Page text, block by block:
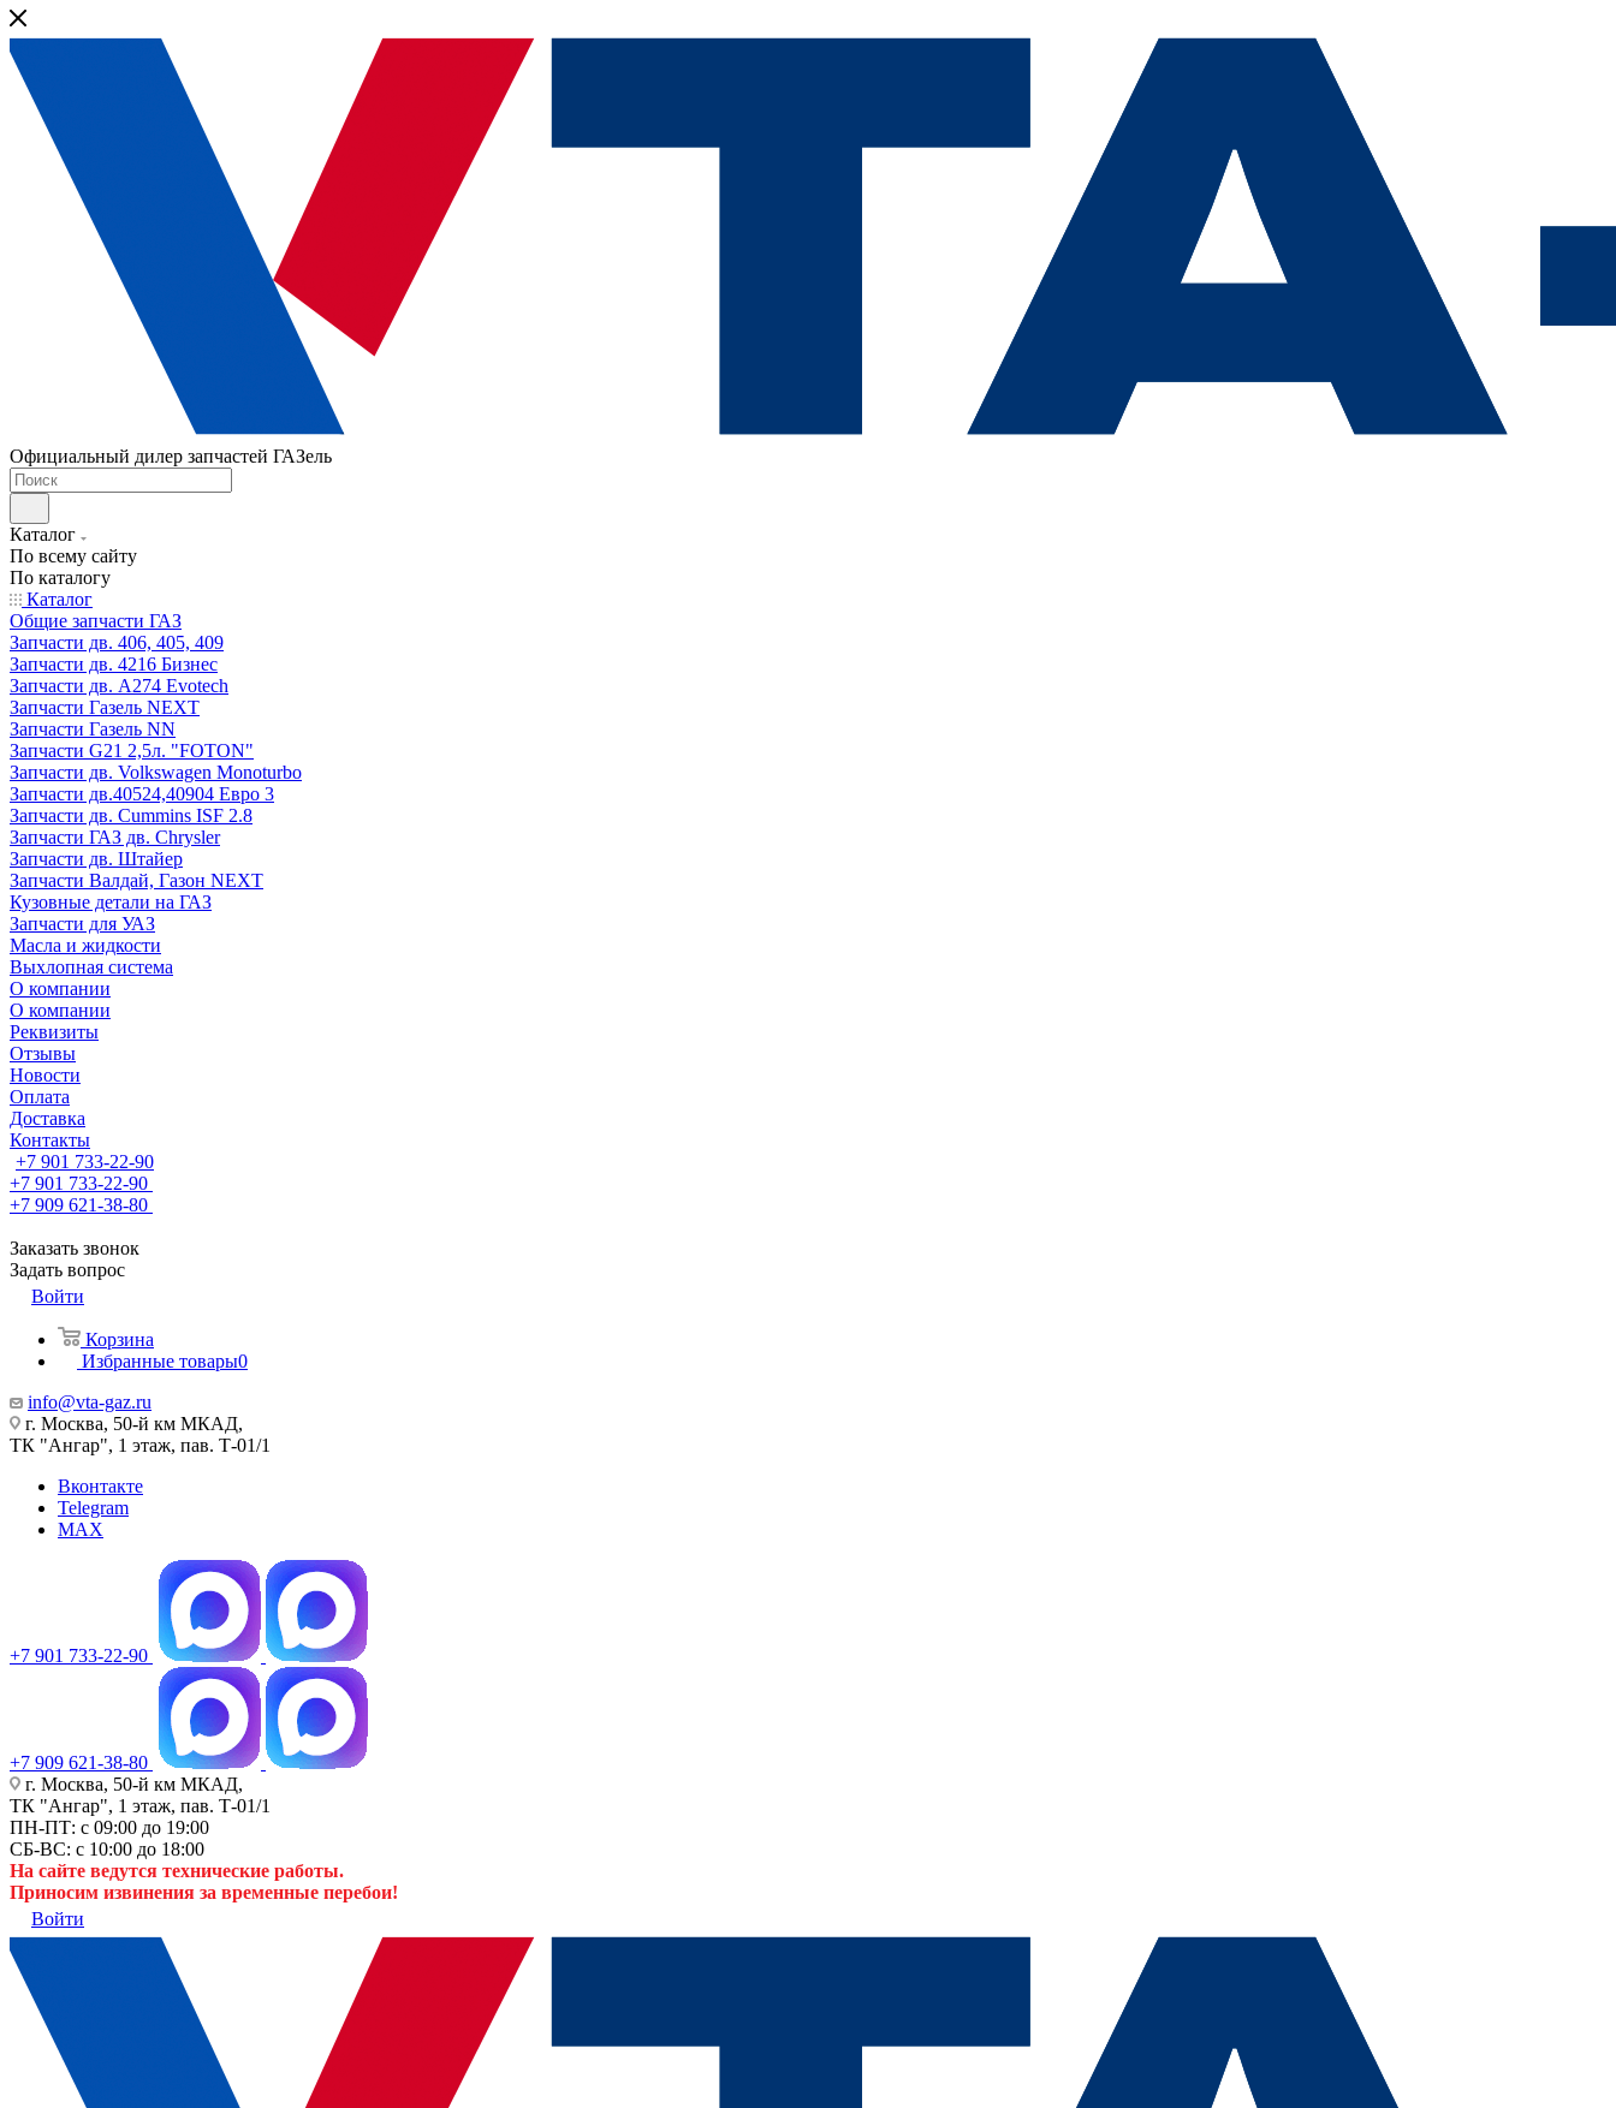
Официальный дилер запчастей ГАЗель
Каталог
По всему сайту
По каталогу
Каталог
Общие запчасти ГАЗ
Запчасти дв. 406, 405, 409
Запчасти дв. 4216 Бизнес
Запчасти дв. A274 Evotech
Запчасти Газель NEXT
Запчасти Газель NN
Запчасти G21 2,5л. "FOTON"
Запчасти дв. Volkswagen Monoturbo
Запчасти дв.40524,40904 Евро 3
Запчасти дв. Cummins ISF 2.8
Запчасти ГАЗ дв. Chrysler
Запчасти дв. Штайер
Запчасти Валдай, Газон NEXT
Кузовные детали на ГАЗ
Запчасти для УАЗ
Масла и жидкости
Выхлопная система
О компании
О компании
Реквизиты
Отзывы
Новости
Оплата
Доставка
Контакты
+7 901 733-22-90
+7 901 733-22-90
+7 909 621-38-80
Заказать звонок
Задать вопрос
Войти
Корзина
Избранные товары0
info@vta-gaz.ru
г. Москва, 50-й км МКАД,
ТК "Ангар", 1 этаж, пав. Т-01/1
Вконтакте
Telegram
MAX
+7 901 733-22-90
+7 909 621-38-80
г. Москва, 50-й км МКАД,
ТК "Ангар", 1 этаж, пав. Т-01/1
ПН-ПТ: с 09:00 до 19:00
СБ-ВС: с 10:00 до 18:00
На сайте ведутся технические работы.
Приносим извинения за временные перебои!
Войти